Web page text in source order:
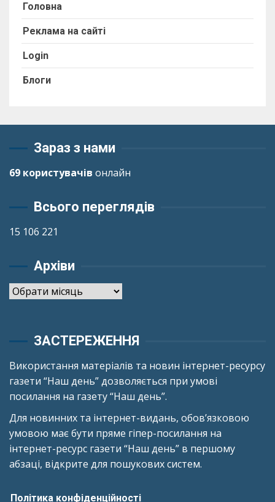
Головна
Реклама на сайті
Login
Блоги
Зараз з нами
69 користувачів онлайн
Всього переглядів
15 106 221
Архіви
Архіви
ЗАСТЕРЕЖЕННЯ
Використання матеріалів та новин інтернет-ресурсу
газети “Наш день” дозволяється при умові
посилання на газету “Наш день”.
Для новинних та інтернет-видань, обов’язковою
умовою має бути пряме гіпер-посилання на
інтернет-ресурс газети “Наш день” в першому
абзаці, відкрите для пошукових систем.
Політика конфіденційності